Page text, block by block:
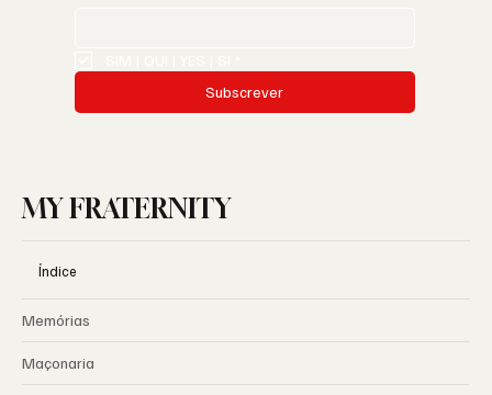
Subscrever
MY FRATERNITY
Índice
Memórias
Maçonaria